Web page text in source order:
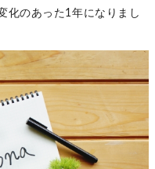
化のあった1年になりまし